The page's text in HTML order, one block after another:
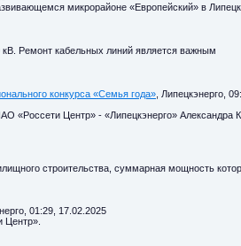
микрорайоне «Европейский» в
Ремонт кабельных линий является важным
конкурса «Семья года» , Липецкэнерго,
«Россети Центр» - «Липецкэнерго» Александра
строительства, суммарная мощность
01:29, 17.02.2025
Центр».